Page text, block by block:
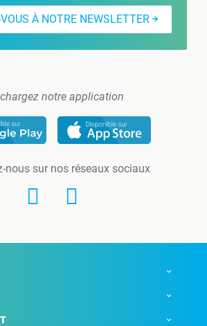
À NOTRE NEWSLETTER
notre application
nous sur nos réseaux sociaux